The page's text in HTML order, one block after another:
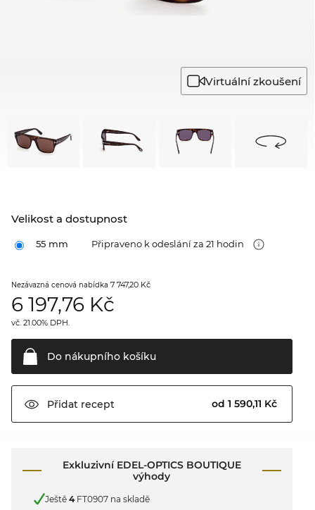
Virtuální zkoušení
Velikost a dostupnost
55 mm Připraveno k odeslání za 21 hodin
Nezávazná cenová nabídka 7 747,20 Kč
6 197,76 Kč
vč. 21.00% DPH.
Do nákupního košíku
Přidat recept od 1 590,11 Kč
Exkluzivní EDEL-OPTICS BOUTIQUE
výhody
Ještě 4FT0907 na skladě